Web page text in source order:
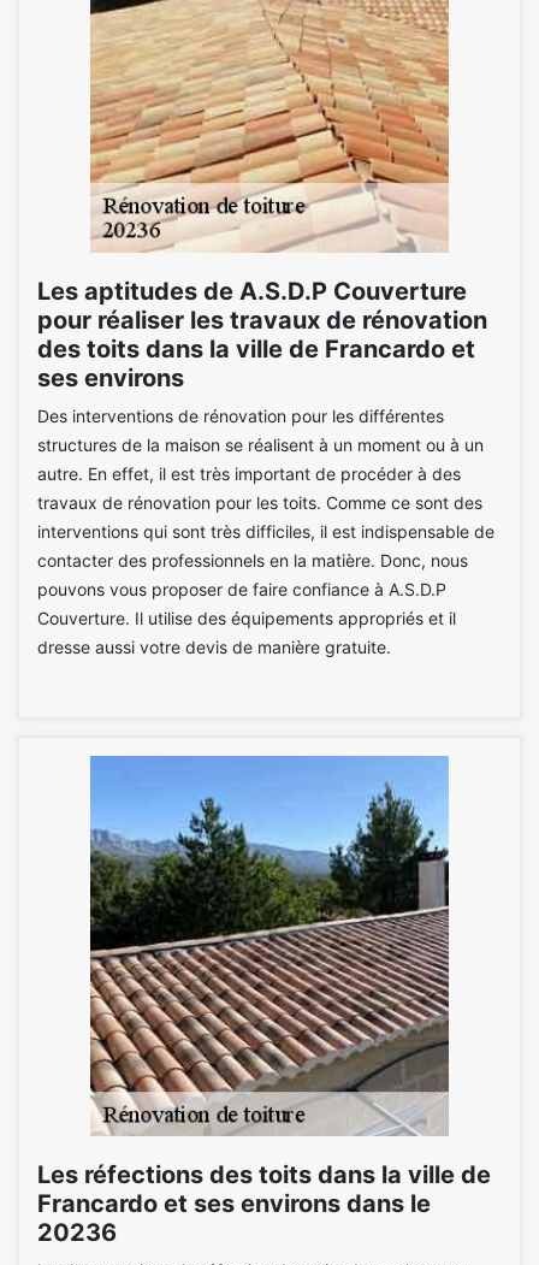
Les aptitudes de A.S.D.P Couverture
pour réaliser les travaux de rénovation
des toits dans la ville de Francardo et
ses environs
Des interventions de rénovation pour les différentes
structures de la maison se réalisent à un moment ou à un
autre. En effet, il est très important de procéder à des
travaux de rénovation pour les toits. Comme ce sont des
interventions qui sont très difficiles, il est indispensable de
contacter des professionnels en la matière. Donc, nous
pouvons vous proposer de faire confiance à A.S.D.P
Couverture. Il utilise des équipements appropriés et il
dresse aussi votre devis de manière gratuite.
Les réfections des toits dans la ville de
Francardo et ses environs dans le
20236